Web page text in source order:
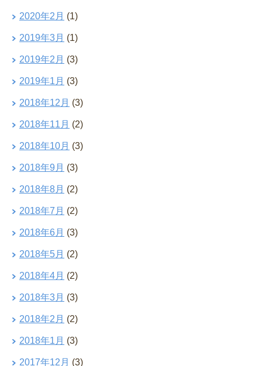
2020年2月 (1)
2019年3月 (1)
2019年2月 (3)
2019年1月 (3)
2018年12月 (3)
2018年11月 (2)
2018年10月 (3)
2018年9月 (3)
2018年8月 (2)
2018年7月 (2)
2018年6月 (3)
2018年5月 (2)
2018年4月 (2)
2018年3月 (3)
2018年2月 (2)
2018年1月 (3)
2017年12月 (3)